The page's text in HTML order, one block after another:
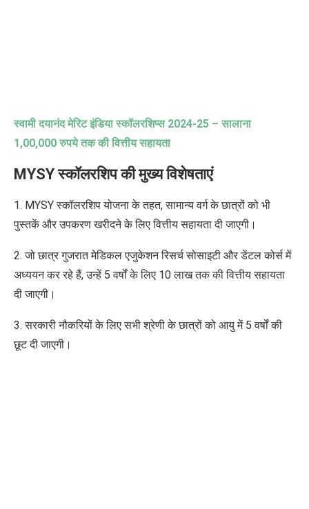
स्वामी दयानंद मेरिट इंडिया स्कॉलरशिप्स 2024-25 – सालाना
1,00,000 रुपये तक की वित्तीय सहायता
MYSY स्कॉलरशिप की मुख्य विशेषताएं
1. MYSY स्कॉलरशिप योजना के तहत, सामान्य वर्ग के छात्रों को भी
पुस्तकें और उपकरण खरीदने के लिए वित्तीय सहायता दी जाएगी।
2. जो छात्र गुजरात मेडिकल एजुकेशन रिसर्च सोसाइटी और डेंटल कोर्स में
अध्ययन कर रहे हैं, उन्हें 5 वर्षों के लिए 10 लाख तक की वित्तीय सहायता
दी जाएगी।
3. सरकारी नौकरियों के लिए सभी श्रेणी के छात्रों को आयु में 5 वर्षों की
छूट दी जाएगी।